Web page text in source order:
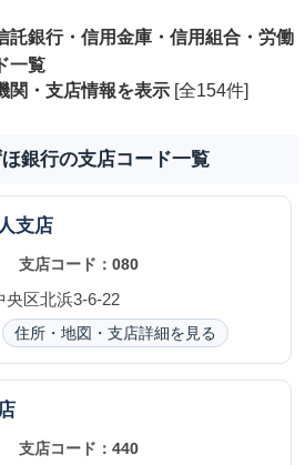
託銀行・信用金庫・信用組合・労働
一覧
関・支店情報を表示 [全154件]
銀行の支店コード一覧
支店
支店コード：080
央区北浜3-6-22
住所・地図・支店詳細を見る
支店コード：440